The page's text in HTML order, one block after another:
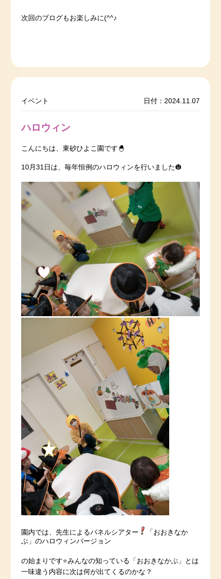
次回のブログもお楽しみに(^^♪
イベント 日付：2024.11.07
ハロウィン
こんにちは、東砂ひよこ園です🐣
10月31日は、毎年恒例のハロウィンを行いました🎃
園内では、先生によるパネルシアター
「おおきなか
ぶ」のハロウィンバージョン
の始まりです⭐️みんなの知っている「おおきなかぶ」とは
一味違う内容に次は何が出てくるのかな？